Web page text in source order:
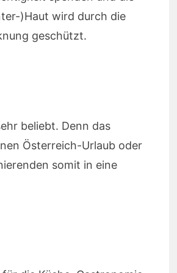
)Haut wird durch die
geschützt.
beliebt. Denn das
Österreich-Urlaub oder
somit in eine